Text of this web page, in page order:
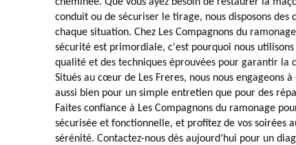
conduit ou de sécuriser le tirage, nous disposons des
chaque situation. Chez Les Compagnons du
sécurité est primordiale, c'est pourquoi nous
qualité et des techniques éprouvées pour garantir la
Situés au cœur de Les Freres, nous nous engageons
aussi bien pour un simple entretien que pour des
Faites confiance à Les Compagnons du ramonage
sécurisée et fonctionnelle, et profitez de vos soirées
sérénité. Contactez-nous dès aujourd’hui pour un